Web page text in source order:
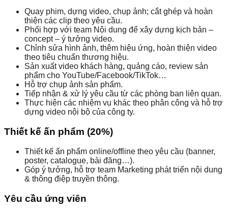
Quay phim, dựng video, chụp ảnh; cắt ghép và hoàn
thiện các clip theo yêu cầu.
Phối hợp với team Nội dung để xây dựng kịch bản –
concept – ý tưởng video.
Chỉnh sửa hình ảnh, thêm hiệu ứng, hoàn thiện video
theo tiêu chuẩn thương hiệu.
Sản xuất video khách hàng, quảng cáo, review sản
phẩm cho YouTube/Facebook/TikTok…
Hỗ trợ chụp ảnh sản phẩm.
Tiếp nhận & xử lý yêu cầu từ các phòng ban liên quan.
Thực hiện các nhiệm vụ khác theo phân công và hỗ trợ
dựng video nội bộ của công ty.
Thiết kế ấn phẩm (20%)
Thiết kế ấn phẩm online/offline theo yêu cầu (banner,
poster, catalogue, bài đăng…).
Góp ý tưởng, hỗ trợ team Marketing phát triển nội dung
& thông điệp truyền thông.
Yêu cầu ứng viên